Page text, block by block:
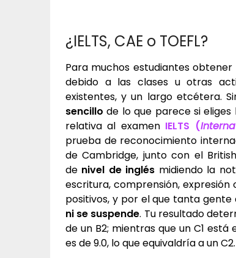
¿IELTS, CAE o TOEFL?
Para muchos estudiantes
debido a las clases u otras
existentes, y un largo etcétera.
sencillo de lo que parece si
relativa al examen IELTS (
prueba de reconocimiento
de Cambridge, junto con el
de nivel de inglés midiendo la
escritura, comprensión,
positivos, y por el que tanta gente
ni se suspende. Tu resultado
de un B2; mientras que un C1
es de 9.0, lo que equivaldría a un C2.